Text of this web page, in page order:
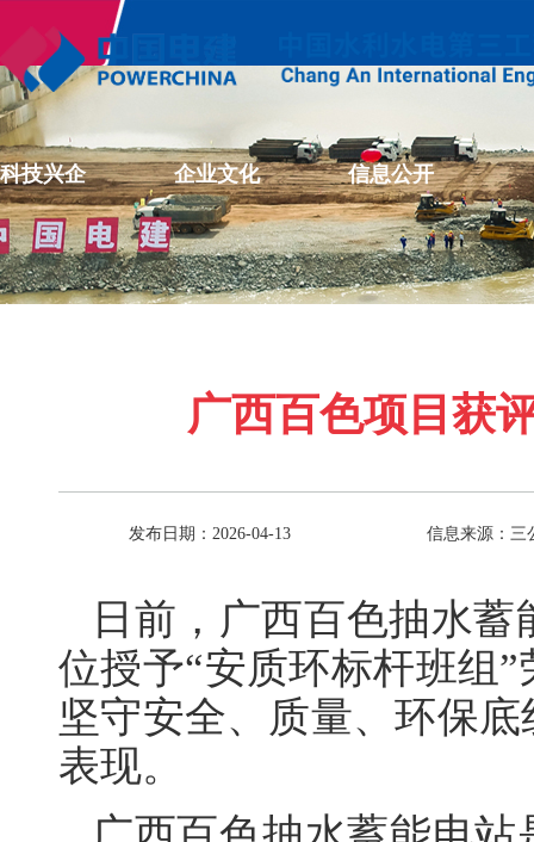
科技兴企 企业文化 信息公开
广西百色项目获
发布日期：2026-04-13 信息来源：三
日前，广西百色抽水
位授予“安质环标杆班组
坚守安全、质量、环保
表现。